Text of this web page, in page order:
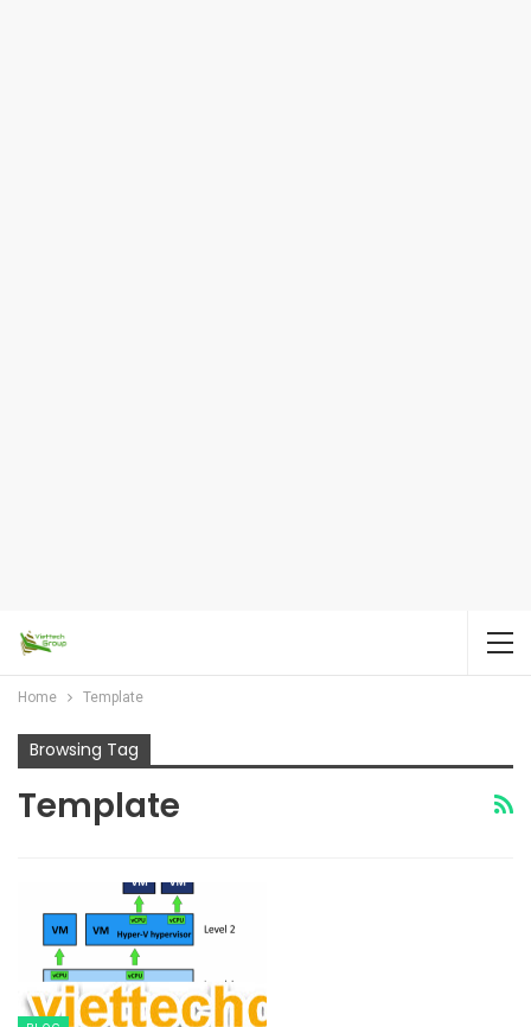
Home Template
Browsing Tag
Template